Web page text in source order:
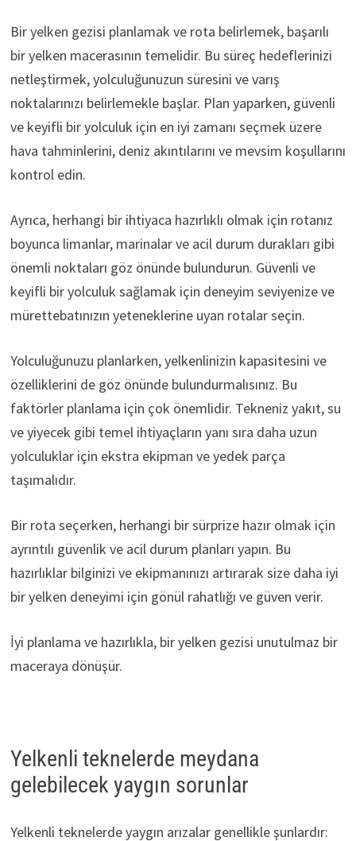
Bir yelken gezisi planlamak ve rota belirlemek, başarılı
bir yelken macerasının temelidir. Bu süreç hedeflerinizi
netleştirmek, yolculuğunuzun süresini ve varış
noktalarınızı belirlemekle başlar. Plan yaparken, güvenli
ve keyifli bir yolculuk için en iyi zamanı seçmek üzere
hava tahminlerini, deniz akıntılarını ve mevsim koşullarını
kontrol edin.
Ayrıca, herhangi bir ihtiyaca hazırlıklı olmak için rotanız
boyunca limanlar, marinalar ve acil durum durakları gibi
önemli noktaları göz önünde bulundurun. Güvenli ve
keyifli bir yolculuk sağlamak için deneyim seviyenize ve
mürettebatınızın yeteneklerine uyan rotalar seçin.
Yolculuğunuzu planlarken, yelkenlinizin kapasitesini ve
özelliklerini de göz önünde bulundurmalısınız. Bu
faktörler planlama için çok önemlidir. Tekneniz yakıt, su
ve yiyecek gibi temel ihtiyaçların yanı sıra daha uzun
yolculuklar için ekstra ekipman ve yedek parça
taşımalıdır.
Bir rota seçerken, herhangi bir sürprize hazır olmak için
ayrıntılı güvenlik ve acil durum planları yapın. Bu
hazırlıklar bilginizi ve ekipmanınızı artırarak size daha iyi
bir yelken deneyimi için gönül rahatlığı ve güven verir.
İyi planlama ve hazırlıkla, bir yelken gezisi unutulmaz bir
maceraya dönüşür.
Yelkenli teknelerde meydana
gelebilecek yaygın sorunlar
Yelkenli teknelerde yaygın arızalar genellikle şunlardır: